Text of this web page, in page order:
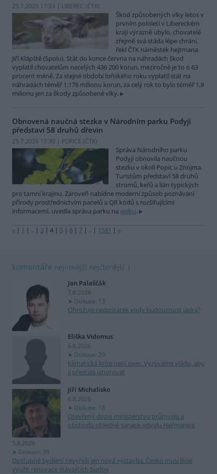
25.7.2026 17:33 | LIBEREC (ČTK)
Škod způsobených vlky letos v
prvním pololetí v Libereckém
kraji výrazně ubylo, chovatelé
zřejmě svá stáda lépe chrání,
řekl ČTK náměstek hejtmana
Jiří Klápště (Spolu). Stát do konce června na náhradách škod
vyplatil chovatelům necelých 436 200 korun, meziročně je to o 63
procent méně. Za stejné období loňského roku vyplatil stát na
náhradách téměř 1,178 milionu korun, za celý rok to bylo téměř 1,9
milionu jen za škody způsobené vlky.
Obnovená naučná stezka v Národním parku Podyjí
představí 58 druhů dřevin
25.7.2026 17:30 | POPICE (ČTK)
Správa Národního parku
Podyjí obnovila naučnou
stezku v okolí Popic u Znojma.
Turistům představí 58 druhů
stromů, keřů a lián typických
pro tamní krajinu. Zároveň nabídne moderní způsob poznávání
přírody prostřednictvím panelů a QR kódů s rozšiřujícími
informacemi, uvedla správa parku na webu.
« | 1 | .. | 3 | 4 | 5 | 6 | 7 | .. | 1581 | »
komentáře nejnovější nejčtenější
Jan Palaščák
7.8.2026
Diskuse: 13
Ohrožuje nedostatek vody budoucnost jádra?
Eliška Vidomus
6.8.2026
Diskuse: 29
Klimatická krize není over. Vyzýváme vládu, aby
ji přestala ignorovat
Jiří Michalisko
6.8.2026
Diskuse: 18
Otevřený dopis ministerstvu průmyslu a
obchodu ohledně sanace odvalu Heřmanice
5.8.2026
Diskuse: 39
Dostupné bydlení nevyřeší jen nová výstavba. Česko musí lépe
využít renovace stávajících budov